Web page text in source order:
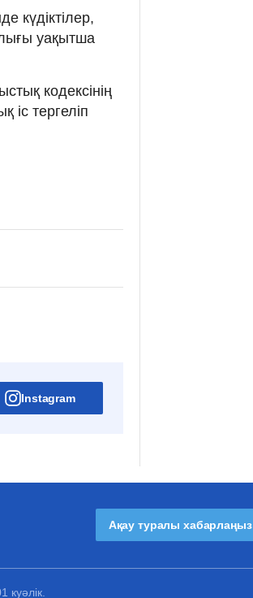
күдіктілер,
уақытша
кодексінің
іс тергеліп
Instagram
Ақау туралы хабарлаңыз